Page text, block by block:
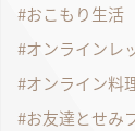
おこもり生活
オンラインレ
オンライン料
お友達とせみ